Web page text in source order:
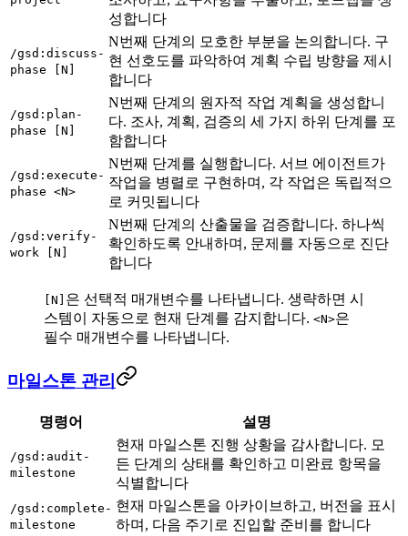
성합니다
/gsd:discuss-
phase [N]
N번째 단계의 모호한 부분을 논의합니다. 구
현 선호도를 파악하여 계획 수립 방향을 제시
합니다
/gsd:plan-
phase [N]
N번째 단계의 원자적 작업 계획을 생성합니
다. 조사, 계획, 검증의 세 가지 하위 단계를 포
함합니다
/gsd:execute-
phase <N>
N번째 단계를 실행합니다. 서브 에이전트가
작업을 병렬로 구현하며, 각 작업은 독립적으
로 커밋됩니다
/gsd:verify-
work [N]
N번째 단계의 산출물을 검증합니다. 하나씩
확인하도록 안내하며, 문제를 자동으로 진단
합니다
[N] 은 선택적 매개변수를 나타냅니다. 생략하면 시
스템이 자동으로 현재 단계를 감지합니다. <N>은
필수 매개변수를 나타냅니다.
마일스톤 관리
명령어 설명
/gsd:audit-
milestone
현재 마일스톤 진행 상황을 감사합니다. 모
든 단계의 상태를 확인하고 미완료 항목을
식별합니다
/gsd:complete-
milestone
현재 마일스톤을 아카이브하고, 버전을 표시
하며, 다음 주기로 진입할 준비를 합니다